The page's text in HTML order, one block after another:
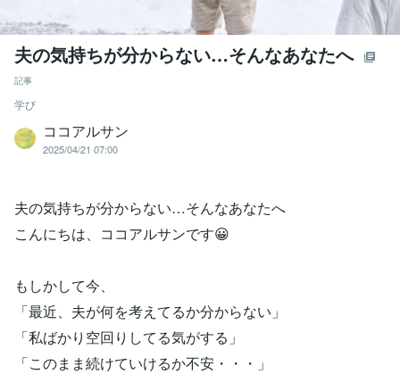
夫の気持ちが分からない…そんなあなたへ
記事
学び
ココアルサン
2025/04/21 07:00
夫の気持ちが分からない…そんなあなたへ
こんにちは、ココアルサンです😀
もしかして今、
「最近、夫が何を考えてるか分からない」
「私ばかり空回りしてる気がする」
「このまま続けていけるか不安・・・」